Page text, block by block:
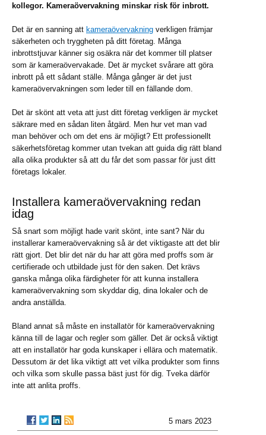
kollegor. Kameraövervakning minskar risk för inbrott.
Det är en sanning att kameraövervakning verkligen främjar
säkerheten och tryggheten på ditt företag. Många
inbrottstjuvar känner sig osäkra när det kommer till platser
som är kameraövervakade. Det är mycket svårare att göra
inbrott på ett sådant ställe. Många gånger är det just
kameraövervakningen som leder till en fällande dom.
Det är skönt att veta att just ditt företag verkligen är mycket
säkrare med en sådan liten åtgärd. Men hur vet man vad
man behöver och om det ens är möjligt? Ett professionellt
säkerhetsföretag kommer utan tvekan att guida dig rätt bland
alla olika produkter så att du får det som passar för just ditt
företags lokaler.
Installera kameraövervakning redan
idag
Så snart som möjligt hade varit skönt, inte sant? När du
installerar kameraövervakning så är det viktigaste att det blir
rätt gjort. Det blir det när du har att göra med proffs som är
certifierade och utbildade just för den saken. Det krävs
ganska många olika färdigheter för att kunna installera
kameraövervakning som skyddar dig, dina lokaler och de
andra anställda.
Bland annat så måste en installatör för kameraövervakning
känna till de lagar och regler som gäller. Det är också viktigt
att en installatör har goda kunskaper i ellära och matematik.
Dessutom är det lika viktigt att vet vilka produkter som finns
och vilka som skulle passa bäst just för dig. Tveka därför
inte att anlita proffs.
5 mars 2023